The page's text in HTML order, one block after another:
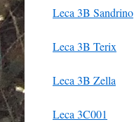
Leca 3B Sandrino
Leca 3B Terix
Leca 3B Zella
Leca 3C001